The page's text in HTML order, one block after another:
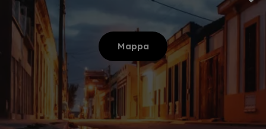
Mappa